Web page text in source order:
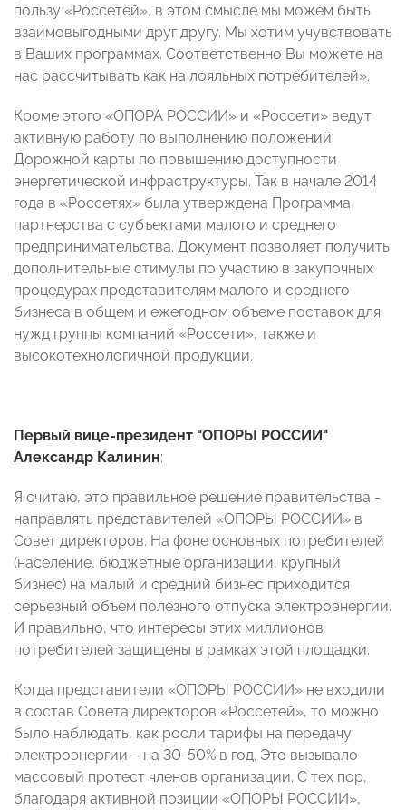
пользу «Россетей», в этом смысле мы можем быть
взаимовыгодными друг другу. Мы хотим учувствовать
в Ваших программах. Соответственно Вы можете на
нас рассчитывать как на лояльных потребителей».
Кроме этого «ОПОРА РОССИИ» и «Россети» ведут
активную работу по выполнению положений
Дорожной карты по повышению доступности
энергетической инфраструктуры. Так в начале 2014
года в «Россетях» была утверждена Программа
партнерства с субъектами малого и среднего
предпринимательства. Документ позволяет получить
дополнительные стимулы по участию в закупочных
процедурах представителям малого и среднего
бизнеса в общем и ежегодном объеме поставок для
нужд группы компаний «Россети», также и
высокотехнологичной продукции.
Первый вице-президент "ОПОРЫ РОССИИ"
Александр Калинин:
Я считаю, это правильное решение правительства -
направлять представителей «ОПОРЫ РОССИИ» в
Совет директоров. На фоне основных потребителей
(население, бюджетные организации, крупный
бизнес) на малый и средний бизнес приходится
серьезный объем полезного отпуска электроэнергии.
И правильно, что интересы этих миллионов
потребителей защищены в рамках этой площадки.
Когда представители «ОПОРЫ РОССИИ» не входили
в состав Совета директоров «Россетей», то можно
было наблюдать, как росли тарифы на передачу
электроэнергии – на 30-50% в год. Это вызывало
массовый протест членов организации. С тех пор,
благодаря активной позиции «ОПОРЫ РОССИИ»,